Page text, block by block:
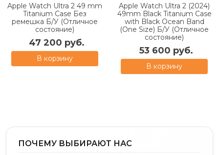
Apple Watch Ultra 2 49 mm
Titanium Case Без
ремешка Б/У (Отличное
состояние)
47 200 руб.
В корзину
Apple Watch Ultra 2 (2024)
49mm Black Titanium Case
with Black Ocean Band
(One Size) Б/У (Отличное
состояние)
53 600 руб.
В корзину
ПОЧЕМУ ВЫБИРАЮТ НАС